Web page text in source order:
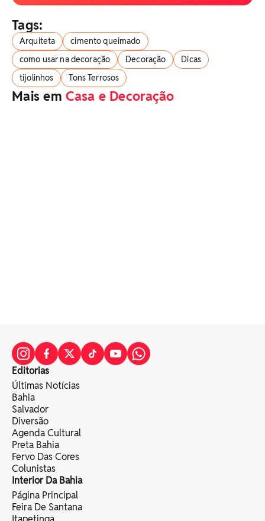
Tags:
Arquiteta
cimento queimado
como usar na decoração
Decoração
Dicas
tijolinhos
Tons Terrosos
Mais emCasa e Decoração
Editorias
Últimas Notícias
Bahia
Salvador
Diversão
Agenda Cultural
Preta Bahia
Fervo Das Cores
Colunistas
Interior Da Bahia
Página Principal
Feira De Santana